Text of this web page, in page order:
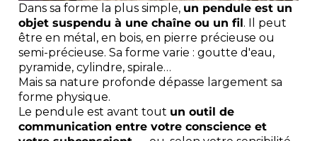
Dans sa forme la plus simple, un pendule est un
objet suspendu à une chaîne ou un fil. Il peut
être en métal, en bois, en pierre précieuse ou
semi-précieuse. Sa forme varie : goutte d'eau,
pyramide, cylindre, spirale…
Mais sa nature profonde dépasse largement sa
forme physique.
Le pendule est avant tout un outil de
communication entre votre conscience et